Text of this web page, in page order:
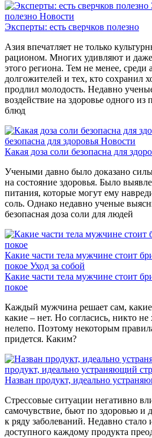
полезно Новости
Эксперты: есть сверчков полезно
Азия впечатляет не только
рационом. Многих удивляют и
этого региона. Тем не менее, среди
долгожителей и тех, кто сохранил
продлил молодость. Недавно
воздействие на здоровье одного из
блюд
безопасна для здоровья Новости
Какая доза соли безопасна для
Учеными давно было доказано
на состояние здоровья. Было
питания, которые могут ему
соль. Однако недавно ученые
безопасная доза соли для людей
Какие части тела мужчине стоит
покое Уход за собой
Какие части тела мужчине стоит
покое
Каждый мужчина решает сам, какие
какие – нет. Но согласись, никто
нелепо. Поэтому некоторым
придется. Каким?
продукт, идеально устраняющий
Назван продукт, идеально
Стрессовые ситуации негативно
самочувствие, бьют по здоровью и
к ряду заболеваний. Недавно
доступного каждому продукта